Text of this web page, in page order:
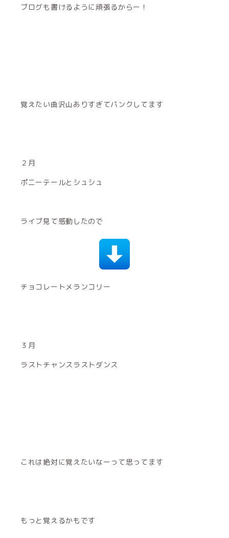
ブログも書けるように頑張るからー！
覚えたい曲沢山ありすぎてパンクしてます
２月
ポニーテールとシュシュ
ライブ見て感動したので
チョコレートメランコリー
３月
ラストチャンスラストダンス
これは絶対に覚えたいなーって思ってます
もっと覚えるかもです